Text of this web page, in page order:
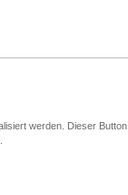
werden. Dieser Button